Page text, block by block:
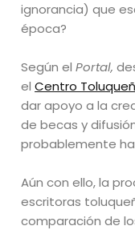
ignorancia) que
época?
Según elPortal,
elCentro
dar apoyo a la
de becas y
probablemente
Aún con ello, la
escritoras
comparación de